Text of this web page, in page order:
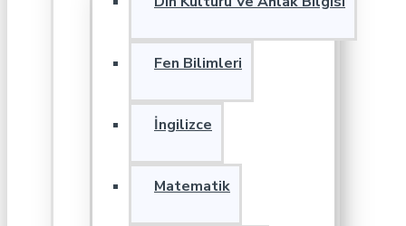
Fen Bilimleri
İngilizce
Matematik